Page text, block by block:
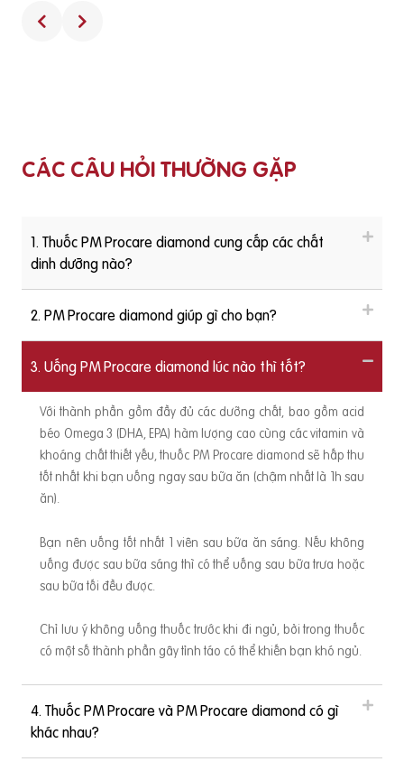
Suckhoedoisong.vn.Câu hỏi từ bạn đọc: Sau sinh có nên tiế
p tục dùng thuốc bổ không? được BS.CKII Đỗ Thị Ngọc Diệp
CÁC CÂU HỎI THƯỜNG GẶP
1. Thuốc PM Procare diamond cung cấp các chất
dinh dưỡng nào?
2. PM Procare diamond giúp gì cho bạn?
3. Uống PM Procare diamond lúc nào thì tốt?
Với thành phần gồm đầy đủ các dưỡng chất, bao gồm acid
béo Omega 3 (DHA, EPA) hàm lượng cao cùng các vitamin và
khoáng chất thiết yếu, thuốc PM Procare diamond sẽ hấp thu
tốt nhất khi bạn uống ngay sau bữa ăn (chậm nhất là 1h sau
ăn).
Bạn nên uống tốt nhất 1 viên sau bữa ăn sáng. Nếu không
uống được sau bữa sáng thì có thể uống sau bữa trưa hoặc
sau bữa tối đều được.
Chỉ lưu ý không uống thuốc trước khi đi ngủ, bởi trong thuốc
có một số thành phần gây tỉnh táo có thể khiến bạn khó ngủ.
4. Thuốc PM Procare và PM Procare diamond có gì
khác nhau?